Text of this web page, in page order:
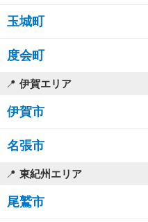
玉城町
度会町
伊賀エリア
伊賀市
名張市
東紀州エリア
尾鷲市